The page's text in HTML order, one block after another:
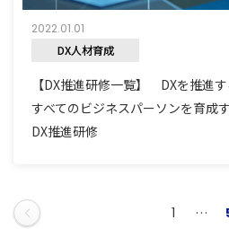
2022.01.01
DX人材育成
【DX推進研修一覧】 DXを推進
すべてのビジネスパーソンを育成
DX推進研修
1 …